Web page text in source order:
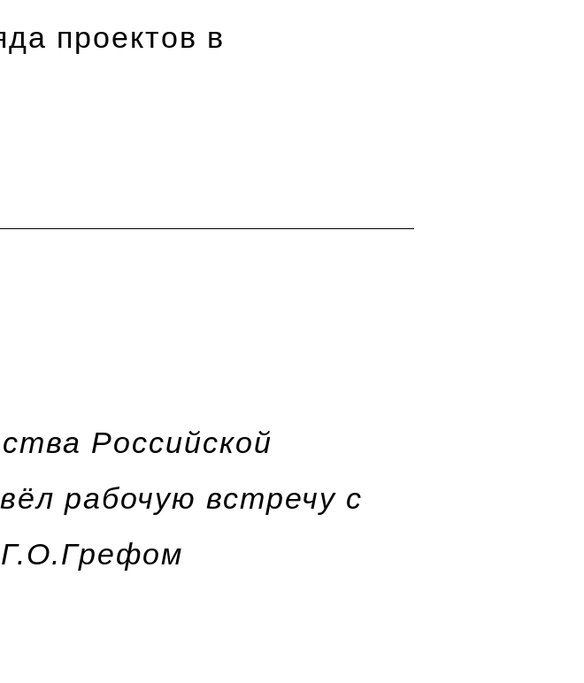
проектов в
Российской
рабочую встречу с
Г.О.Грефом